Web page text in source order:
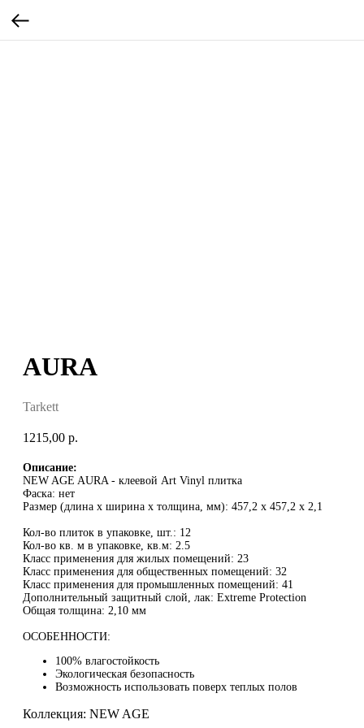
AURA
Tarkett
1215,00 р.
Описание:
NEW AGE AURA - клеевой Art Vinyl плитка
Фаска: нет
Размер (длина x ширина x толщина, мм): 457,2 x 457,2 x 2,1
Кол-во плиток в упаковке, шт.: 12
Кол-во кв. м в упаковке, кв.м: 2.5
Класс применения для жилых помещений: 23
Класс применения для общественных помещений: 32
Класс применения для промышленных помещений: 41
Дополнительный защитный слой, лак: Extreme Protection
Общая толщина: 2,10 мм
ОСОБЕННОСТИ:
100% влагостойкость
Экологическая безопасность
Возможность использовать поверх теплых полов
Коллекция: NEW AGE